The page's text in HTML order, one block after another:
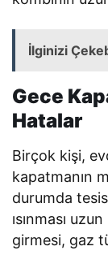
İlginizi
Gece
Hatalar
Birçok kişi,
kapatmanın
durumda
ısınması
girmesi, gaz